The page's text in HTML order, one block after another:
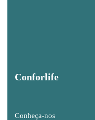
Conforlife
Conheça-nos